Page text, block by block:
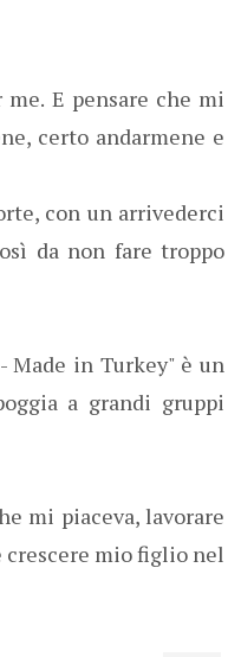
E pensare che mi
certo andarmene e
con un arrivederci
da non fare troppo
in Turkey" è un
a grandi gruppi
mi piaceva, lavorare
crescere mio figlio nel